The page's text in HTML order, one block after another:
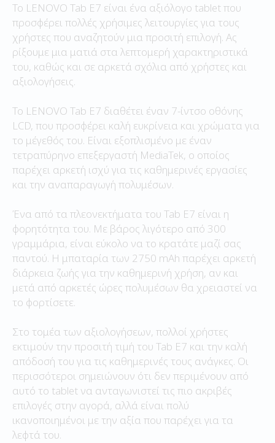
Το LENOVO Tab E7 είναι ένα αξιόλογο tablet που
προσφέρει πολλές χρήσιμες λειτουργίες για τους
χρήστες που αναζητούν μια προσιτή επιλογή. Ας
ρίξουμε μια ματιά στα λεπτομερή χαρακτηριστικά
του, καθώς και σε αρκετά σχόλια από χρήστες και
αξιολογήσεις.
Το LENOVO Tab E7 διαθέτει έναν 7-ίντσο οθόνης
LCD, που προσφέρει καλή ευκρίνεια και χρώματα για
το μέγεθός του. Είναι εξοπλισμένο με έναν
τετραπύρηνο επεξεργαστή MediaTek, ο οποίος
παρέχει αρκετή ισχύ για τις καθημερινές εργασίες
και την αναπαραγωγή πολυμέσων.
Ένα από τα πλεονεκτήματα του Tab E7 είναι η
φορητότητα του. Με βάρος λιγότερο από 300
γραμμάρια, είναι εύκολο να το κρατάτε μαζί σας
παντού. Η μπαταρία των 2750 mAh παρέχει αρκετή
διάρκεια ζωής για την καθημερινή χρήση, αν και
μετά από αρκετές ώρες πολυμέσων θα χρειαστεί να
το φορτίσετε.
Στο τομέα των αξιολογήσεων, πολλοί χρήστες
εκτιμούν την προσιτή τιμή του Tab E7 και την καλή
απόδοσή του για τις καθημερινές τους ανάγκες. Οι
περισσότεροι σημειώνουν ότι δεν περιμένουν από
αυτό το tablet να ανταγωνιστεί τις πιο ακριβές
επιλογές στην αγορά, αλλά είναι πολύ
ικανοποιημένοι με την αξία που παρέχει για τα
λεφτά του.